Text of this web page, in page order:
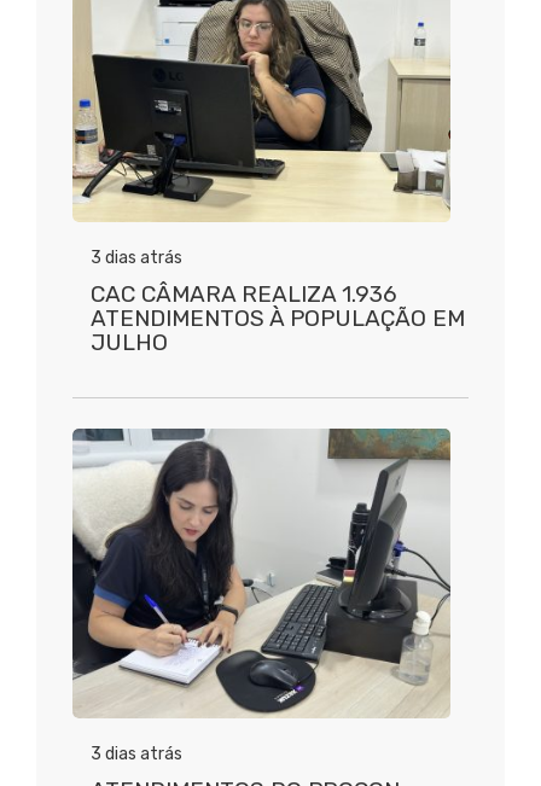
3 dias atrás
CAC CÂMARA REALIZA 1.936
ATENDIMENTOS À POPULAÇÃO EM
JULHO
3 dias atrás